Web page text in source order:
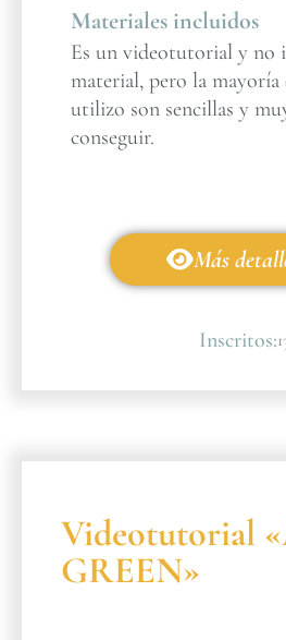
Materiales incluidos
Es un videotutorial y no
material, pero la mayoría
utilizo son sencillas y
conseguir.
Más
Inscritos:
Videotutorial
GREEN»